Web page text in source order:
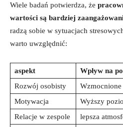
Wiele badań potwierdza, że
wartości są bardziej
radzą sobie w sytuacjach
warto uwzględnić:
aspekt
Wpływ na
Rozwój osobisty
Wzmocnione
Motywacja
Wyższy
Relacje w zespole
lepsza